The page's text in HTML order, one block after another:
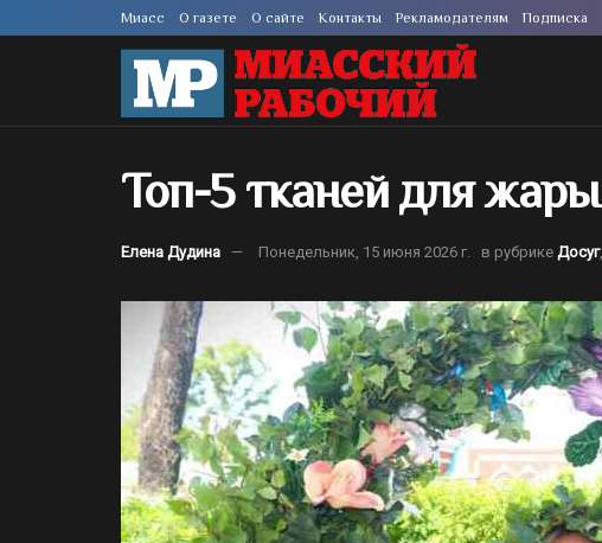
Миасс О газете О сайте Контакты Рекламодателям Подписка
Топ-5 тканей для жары
Елена Дудина Понедельник, 15 июня 2026 г. в рубрике Досуг,